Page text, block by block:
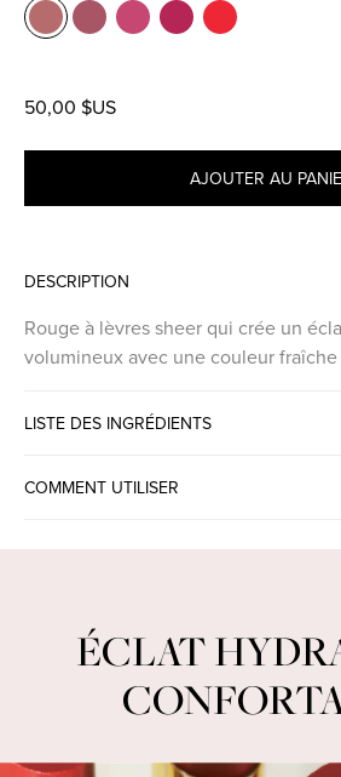
103 Du matin
Product variant in stock
104 Mon chéri
Product variant in stock
206 Sorbet Doux
Product variant in stock
207 Rose fleurie
Product variant in stock
304 Étoffe de
Product variant
50,00 $US
AJOUTER AU
DESCRIPTION
Rouge à lèvres sheer qui crée un
volumineux avec une couleur
LISTE DES INGRÉDIENTS
COMMENT UTILISER
ÉCLAT